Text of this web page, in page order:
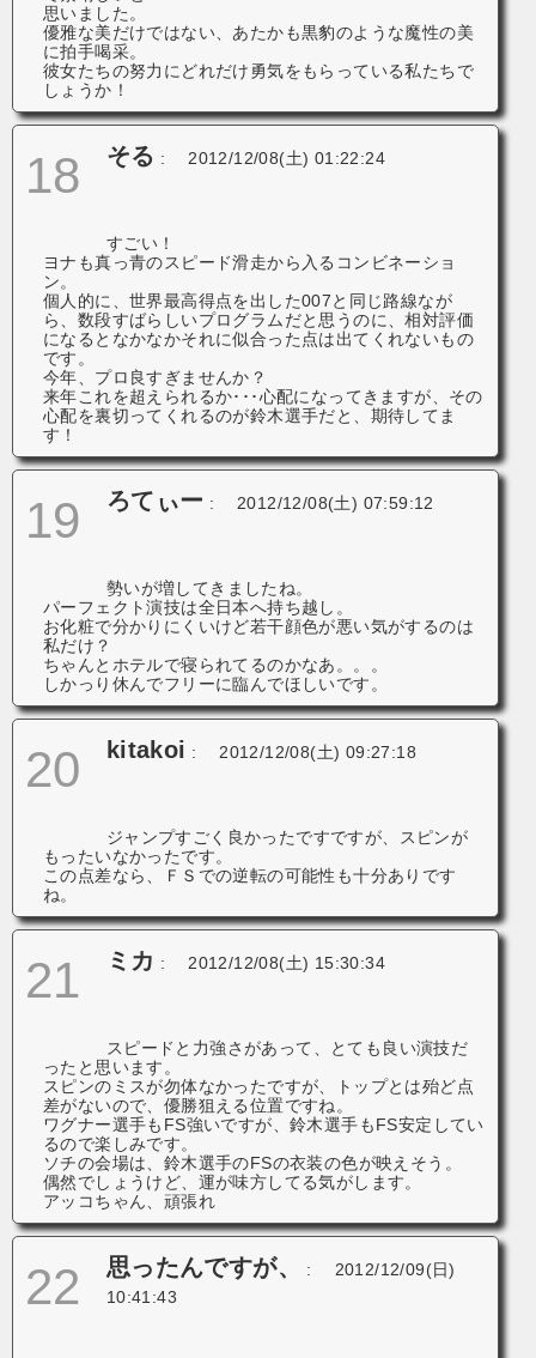
思いました。
優雅な美だけではない、あたかも黒豹のような魔性の美
に拍手喝采。
彼女たちの努力にどれだけ勇気をもらっている私たちで
しょうか！
18 そる : 2012/12/08(土) 01:22:24
すごい！
ヨナも真っ青のスピード滑走から入るコンビネーショ
ン。
個人的に、世界最高得点を出した007と同じ路線なが
ら、数段すばらしいプログラムだと思うのに、相対評価
になるとなかなかそれに似合った点は出てくれないもの
です。
今年、プロ良すぎませんか？
来年これを超えられるか･･･心配になってきますが、その
心配を裏切ってくれるのが鈴木選手だと、期待してま
す！
19 ろてぃー : 2012/12/08(土) 07:59:12
勢いが増してきましたね。
パーフェクト演技は全日本へ持ち越し。
お化粧で分かりにくいけど若干顔色が悪い気がするのは
私だけ？
ちゃんとホテルで寝られてるのかなあ。。。
しかっり休んでフリーに臨んでほしいです。
20 kitakoi : 2012/12/08(土) 09:27:18
ジャンプすごく良かったですですが、スピンが
もったいなかったです。
この点差なら、ＦＳでの逆転の可能性も十分ありです
ね。
21 ミカ : 2012/12/08(土) 15:30:34
スピードと力強さがあって、とても良い演技だ
ったと思います。
スピンのミスが勿体なかったですが、トップとは殆ど点
差がないので、優勝狙える位置ですね。
ワグナー選手もFS強いですが、鈴木選手もFS安定してい
るので楽しみです。
ソチの会場は、鈴木選手のFSの衣装の色が映えそう。
偶然でしょうけど、運が味方してる気がします。
アッコちゃん、頑張れ
22 思ったんですが、 :
2012/12/09(日)
10:41:43